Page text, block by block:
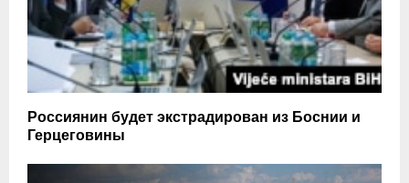
Россиянин будет экстрадирован из Боснии и
Герцеговины